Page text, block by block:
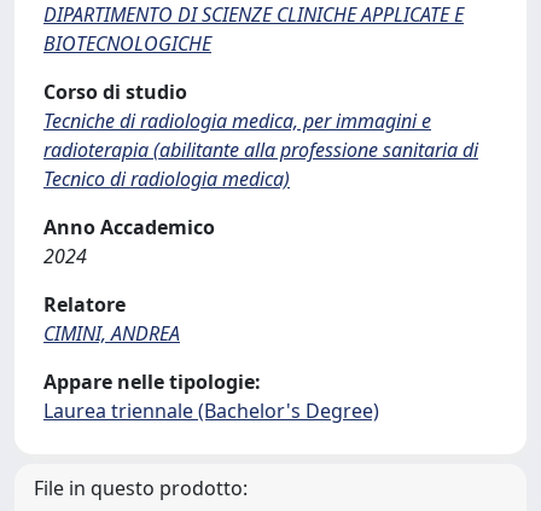
DIPARTIMENTO DI SCIENZE CLINICHE APPLICATE E
BIOTECNOLOGICHE
Corso di studio
Tecniche di radiologia medica, per immagini e
radioterapia (abilitante alla professione sanitaria di
Tecnico di radiologia medica)
Anno Accademico
2024
Relatore
CIMINI, ANDREA
Appare nelle tipologie:
Laurea triennale (Bachelor's Degree)
File in questo prodotto: